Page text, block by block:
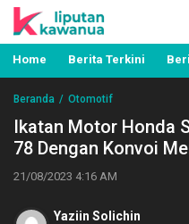
Liputan Kawanua
Berita Manado,
Pemerintahan, Hukum
Home Berita Terkini
Beranda Otomotif
Ikatan Motor Honda
78 Dengan Konvoi
21/08/2023 4:16 AM
Yaziin Solichin